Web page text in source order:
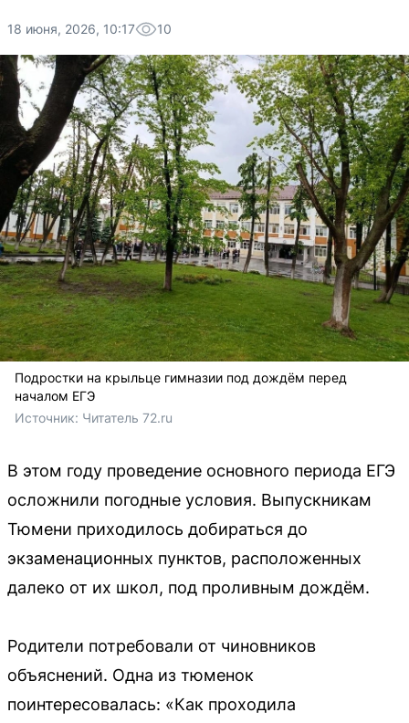
18 июня, 2026, 10:17 10
Подростки на крыльце гимназии под дождём перед
началом ЕГЭ
Источник: Читатель 72.ru
В этом году проведение основного периода ЕГЭ
осложнили погодные условия. Выпускникам
Тюмени приходилось добираться до
экзаменационных пунктов, расположенных
далеко от их школ, под проливным дождём.
Родители потребовали от чиновников
объяснений. Одна из тюменок
поинтересовалась: «Как проходила